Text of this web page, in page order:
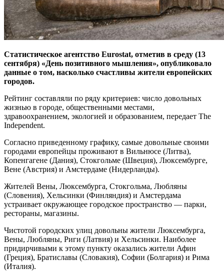
Статистическое агентство Eurostat, отметив в среду (13
сентября) «День позитивного мышления», опубликовало
данные о том, насколько счастливы жители европейских
городов.
Рейтинг составляли по ряду критериев: число довольных
жизнью в городе, общественными местами,
здравоохранением, экологией и образованием, передает The
Independent.
Согласно приведенному графику, самые довольные своими
городами европейцы проживают в Вильнюсе (Литва),
Копенгагене (Дания), Стокгольме (Швеция), Люксембурге,
Вене (Австрия) и Амстердаме (Нидерланды).
Жителей Вены, Люксембурга, Стокгольма, Любляны
(Словения), Хельсинки (Финляндия) и Амстердама
устраивает окружающее городское пространство — парки,
рестораны, магазины.
Чистотой городских улиц довольны жители Люксембурга,
Вены, Любляны, Риги (Латвия) и Хельсинки. Наиболее
придирчивыми к этому пункту оказались жители Афин
(Греция), Братиславы (Словакия), Софии (Болгария) и Рима
(Италия).